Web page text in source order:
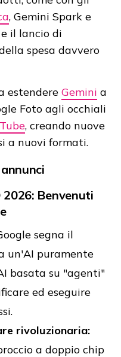
, Gemini Spark e
e il lancio di
spesa davvero
estendere Gemini a
Foto agli occhiali
, creando nuove
a nuovi formati.
2026: Benvenuti
segna il
un'AI puramente
basata su "agenti"
ed eseguire
rivoluzionaria:
a doppio chip